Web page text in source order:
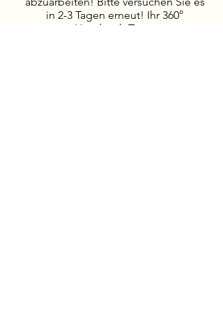
in 2-3 Tagen erneut! Ihr 360°
Handwerk-Team